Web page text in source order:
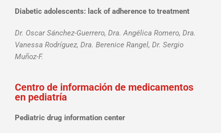
Diabetic adolescents: lack of adherence to treatment
Dr. Oscar Sánchez-Guerrero, Dra. Angélica Romero, Dra.
Vanessa Rodríguez, Dra. Berenice Rangel, Dr. Sergio
Muñoz-F.
Centro de información de medicamentos
en pediatría
Pediatric drug information center